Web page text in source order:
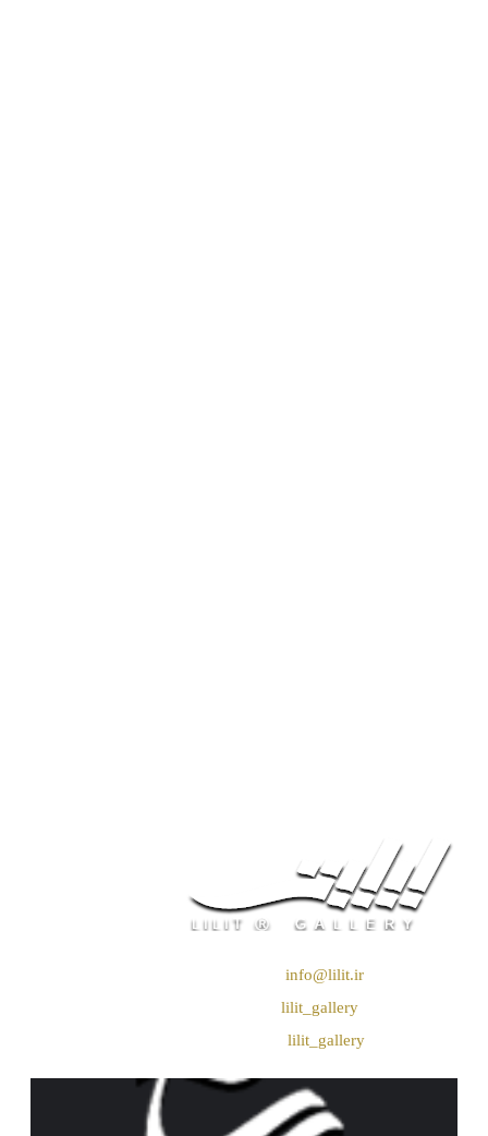
info@lilit.ir
lilit_gallery
lilit_gallery